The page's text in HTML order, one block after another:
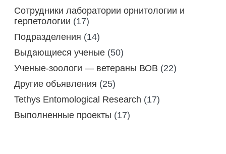
Сотрудники лаборатории орнитологии и
герпетологии (17)
Подразделения (14)
Выдающиеся ученые (50)
Ученые-зоологи — ветераны ВОВ (22)
Другие объявления (25)
Tethys Entomological Research (17)
Выполненные проекты (17)